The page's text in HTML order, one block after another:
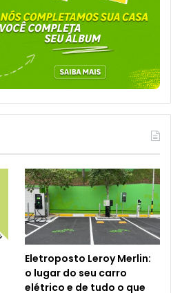
Eletroposto Leroy Merlin:
o lugar do seu carro
elétrico e de tudo o que